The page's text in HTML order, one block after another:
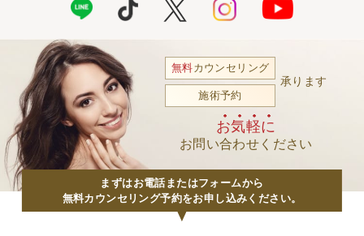
無料カウンセリング
施術予約
承ります
お気軽に
お問い合わせください
まずはお電話またはフォームから
無料カウンセリング予約をお申し込みください。